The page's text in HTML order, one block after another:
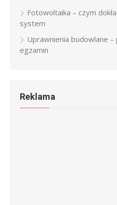
Fotowoltaika – czym
system
Uprawnienia budowlane
egzamin
Reklama